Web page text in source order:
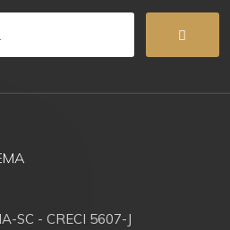
SC - CRECI 5607-J